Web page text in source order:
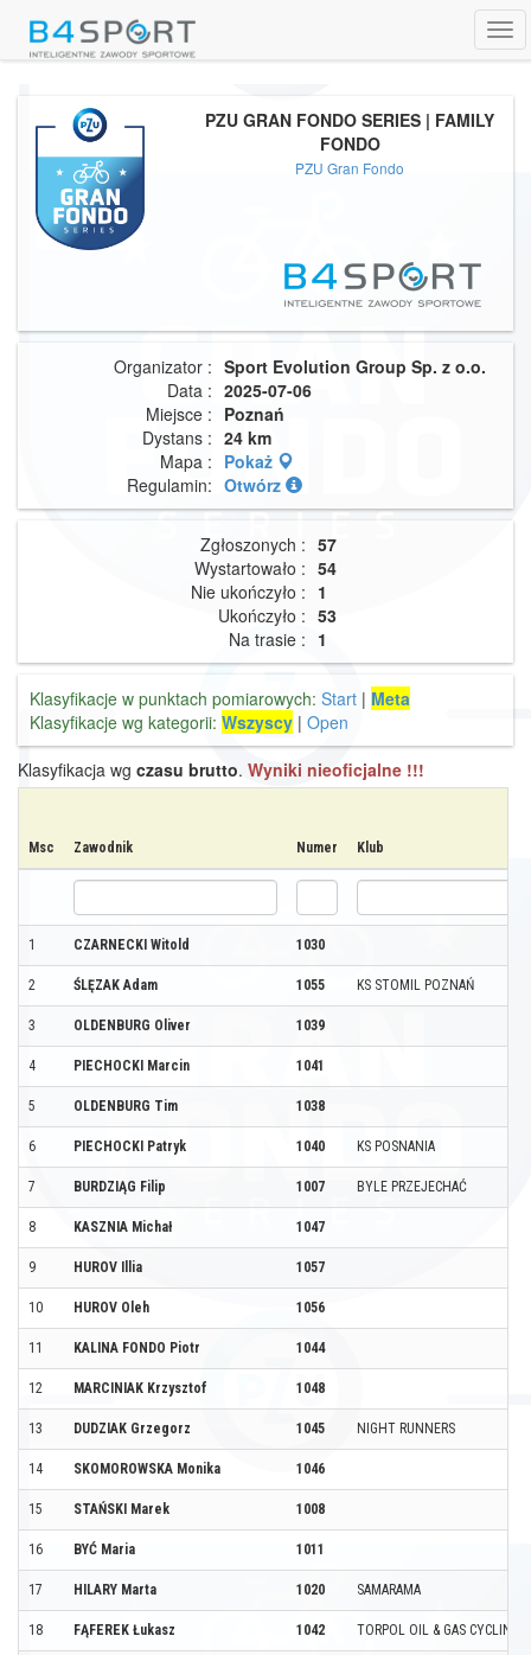
PZU GRAN FONDO SERIES | FAMILY
FONDO
PZU Gran Fondo
Organizator : Sport Evolution Group Sp. z o.o.
Data : 2025-07-06
Miejsce : Poznań
Dystans : 24 km
Mapa : Pokaż
Regulamin: Otwórz
Zgłoszonych : 57
Wystartowało : 54
Nie ukończyło : 1
Ukończyło : 53
Na trasie : 1
Klasyfikacje w punktach pomiarowych: Start | Meta
Klasyfikacje wg kategorii: Wszyscy | Open
Klasyfikacja wg czasu brutto. Wyniki nieoficjalne !!!
Msc Zawodnik Numer Klub
1 CZARNECKI Witold 1030
2 ŚLĘZAK Adam 1055 KS STOMIL POZNAŃ
3 OLDENBURG Oliver 1039
4 PIECHOCKI Marcin 1041
5 OLDENBURG Tim 1038
6 PIECHOCKI Patryk 1040 KS POSNANIA
7 BURDZIĄG Filip 1007 BYLE PRZEJECHAĆ
8 KASZNIA Michał 1047
9 HUROV Illia 1057
10 HUROV Oleh 1056
11 KALINA FONDO Piotr 1044
12 MARCINIAK Krzysztof 1048
13 DUDZIAK Grzegorz 1045 NIGHT RUNNERS
14 SKOMOROWSKA Monika 1046
15 STAŃSKI Marek 1008
16 BYĆ Maria 1011
17 HILARY Marta 1020 SAMARAMA
18 FĄFEREK Łukasz 1042 TORPOL OIL & GAS CYCLING